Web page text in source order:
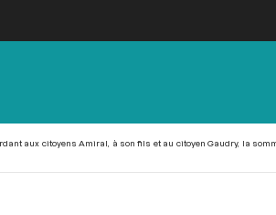
aux citoyens Amiral, à son fils et au citoyen Gaudry, la